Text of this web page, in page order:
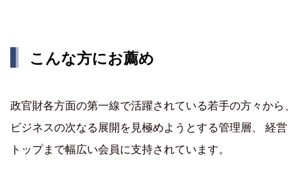
こんな方にお薦め
政官財各方面の第一線で活躍されている若手の方々から、
ビジネスの次なる展開を見極めようとする管理層、 経営
トップまで幅広い会員に支持されています。